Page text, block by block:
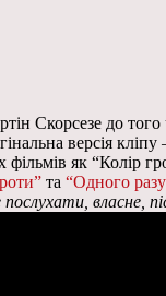
Скорсезе до
версія кліпу
як “Колір
та “Одного
власне,